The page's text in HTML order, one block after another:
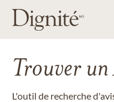
Trouver un
L'outil de recherche